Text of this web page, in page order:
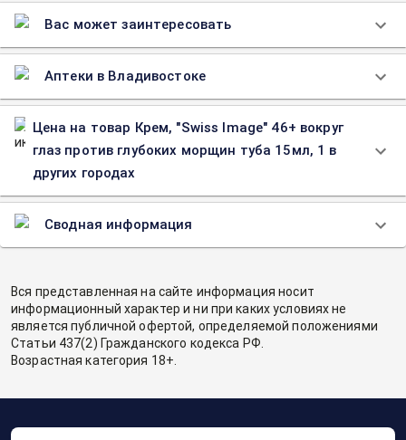
Вас может заинтересовать
Аптеки в Владивостоке
Цена на товар Крем, "Swiss Image" 46+ вокруг
глаз против глубоких морщин туба 15мл, 1 в
других городах
Сводная информация
Вся представленная на сайте информация носит
информационный характер и ни при каких условиях не
является публичной офертой, определяемой положениями
Статьи 437(2) Гражданского кодекса РФ.
Возрастная категория 18+.